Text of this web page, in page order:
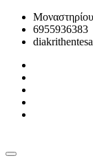
6955936383